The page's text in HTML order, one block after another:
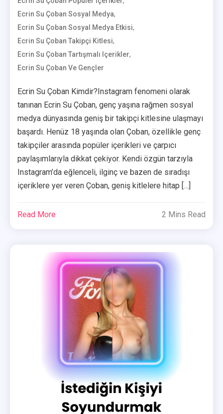
Ecrin Su Çoban Sosyal Medya,
Ecrin Su Çoban Sosyal Medya Etkisi,
Ecrin Su Çoban Takipçi Kitlesi,
Ecrin Su Çoban Tartışmalı Içerikler,
Ecrin Su Çoban Ve Gençler
Ecrin Su Çoban Kimdir?Instagram fenomeni olarak
tanınan Ecrin Su Çoban, genç yaşına rağmen sosyal
medya dünyasında geniş bir takipçi kitlesine ulaşmayı
başardı. Henüz 18 yaşında olan Çoban, özellikle genç
takipçiler arasında popüler içerikleri ve çarpıcı
paylaşımlarıyla dikkat çekiyor. Kendi özgün tarzıyla
Instagram’da eğlenceli, ilginç ve bazen de sıradışı
içeriklere yer veren Çoban, geniş kitlelere hitap […]
Read More 2 Mins Read